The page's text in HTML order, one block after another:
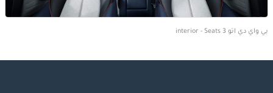
بي واي دي اتو 3 interior - Seats